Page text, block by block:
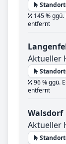
145 %
entfernt
Aktueller
96 % ggü.
entfernt
Walsdorf
Aktueller